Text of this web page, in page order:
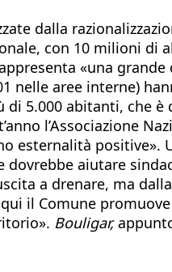
dalla
con 10 milioni di
«una grande
nelle aree interne)
5.000 abitanti, che è
l’Associazione
esternalità positive».
aiutare
a drenare, ma
il Comune
Bouligar,